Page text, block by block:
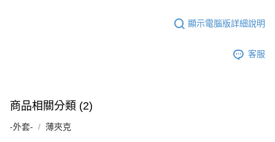
顯示電腦版詳細說明
客服
商品相關分類 (2)
-外套- 薄夾克